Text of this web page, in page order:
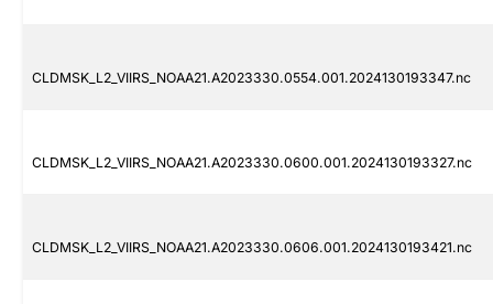
CLDMSK_L2_VIIRS_NOAA21.A2023330.0554.001.2024130193347.nc
CLDMSK_L2_VIIRS_NOAA21.A2023330.0600.001.2024130193327.nc
CLDMSK_L2_VIIRS_NOAA21.A2023330.0606.001.2024130193421.nc